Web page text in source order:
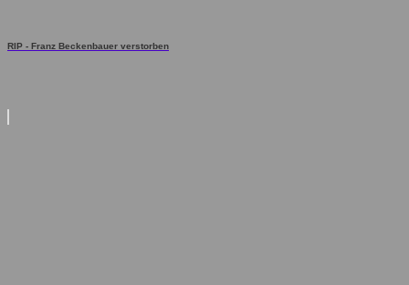
RIP - Franz Beckenbauer verstorben